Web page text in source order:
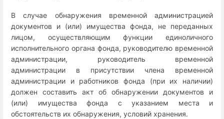
В случае обнаружения временной администрацией
документов и (или) имущества фонда, не переданных
лицом, осуществляющим функции единоличного
исполнительного органа фонда, руководителю временной
администрации, руководитель временной
администрации в присутствии члена временной
администрации и работников фонда (при их наличии)
должен составить акт об обнаружении документов и
(или) имущества фонда с указанием места и
обстоятельств их обнаружения, условий хранения.